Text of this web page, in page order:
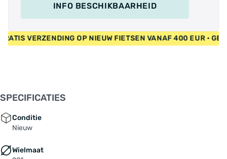
INFO BESCHIKBAARHEID
• GRATIS VERZENDING OP NIEUW FIETSEN VANAF 400 EUR
SPECIFICATIES
Conditie
Nieuw
Wielmaat